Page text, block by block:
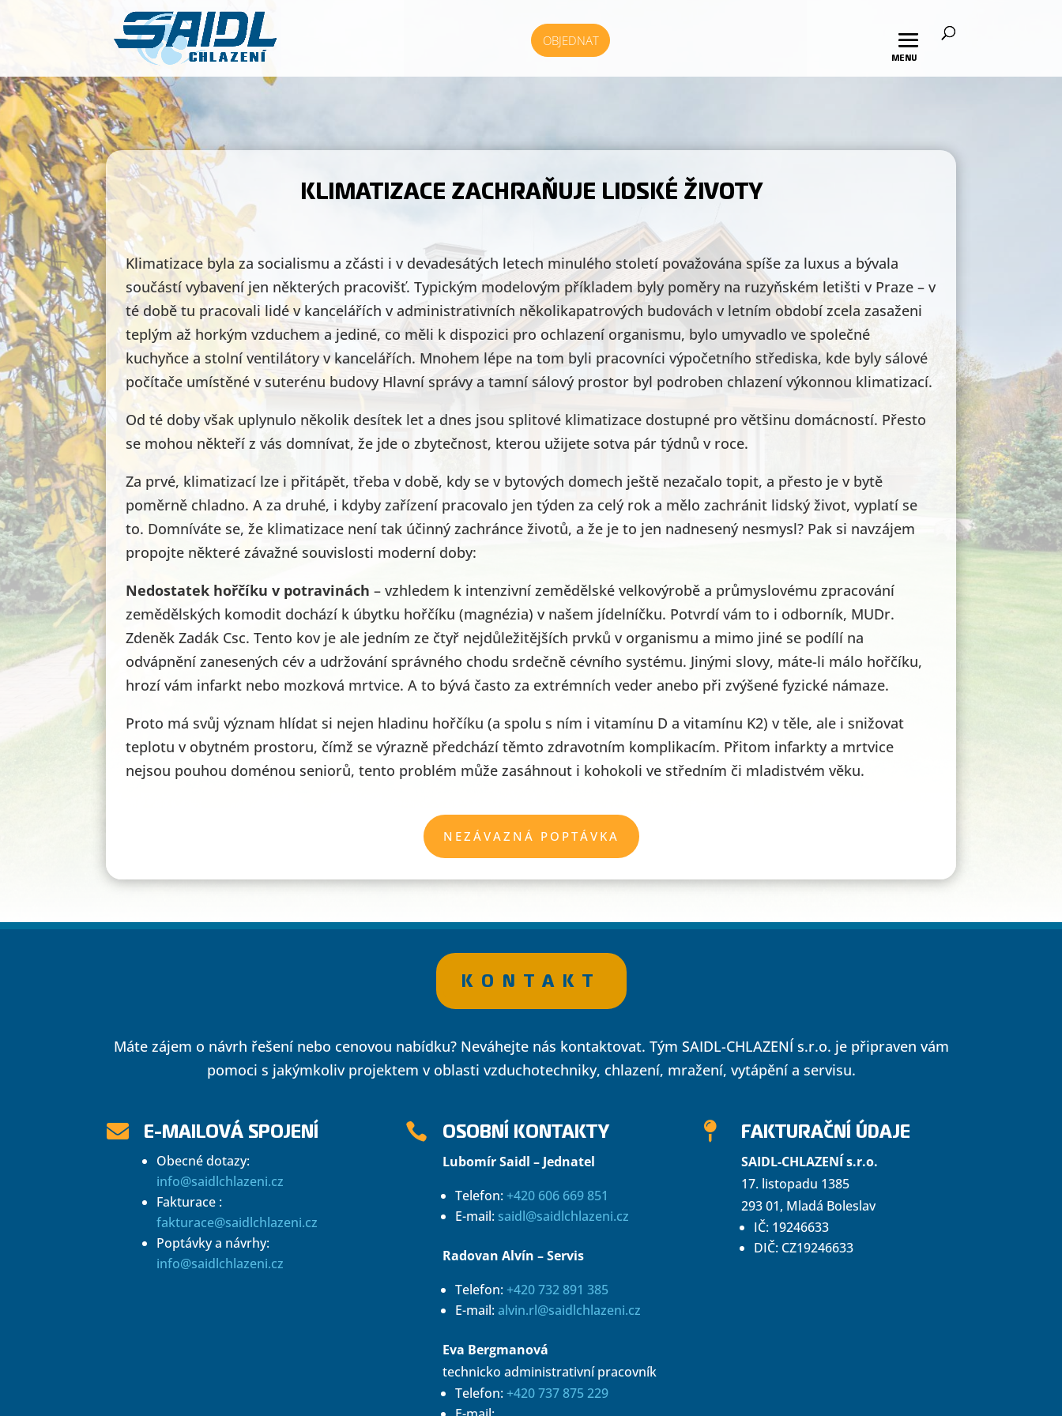
KLIMATIZACE ZACHRAŇUJE LIDSKÉ ŽIVOTY
Klimatizace byla za socialismu a zčásti i v devadesátých letech minulého století považována spíše za luxus a bývala
součástí vybavení jen některých pracovišť. Typickým modelovým příkladem byly poměry na ruzyňském letišti v Praze – v
té době tu pracovali lidé v kancelářích v administrativních několikapatrových budovách v letním období zcela zasaženi
teplým až horkým vzduchem a jediné, co měli k dispozici pro ochlazení organismu, bylo umyvadlo ve společné
kuchyňce a stolní ventilátory v kancelářích. Mnohem lépe na tom byli pracovníci výpočetního střediska, kde byly sálové
počítače umístěné v suterénu budovy Hlavní správy a tamní sálový prostor byl podroben chlazení výkonnou klimatizací.
Od té doby však uplynulo několik desítek let a dnes jsou splitové klimatizace dostupné pro většinu domácností. Přesto
se mohou někteří z vás domnívat, že jde o zbytečnost, kterou užijete sotva pár týdnů v roce.
Za prvé, klimatizací lze i přitápět, třeba v době, kdy se v bytových domech ještě nezačalo topit, a přesto je v bytě
poměrně chladno. A za druhé, i kdyby zařízení pracovalo jen týden za celý rok a mělo zachránit lidský život, vyplatí se
to. Domníváte se, že klimatizace není tak účinný zachránce životů, a že je to jen nadnesený nesmysl? Pak si navzájem
propojte některé závažné souvislosti moderní doby:
Nedostatek hořčíku v potravinách – vzhledem k intenzivní zemědělské velkovýrobě a průmyslovému zpracování
zemědělských komodit dochází k úbytku hořčíku (magnézia) v našem jídelníčku. Potvrdí vám to i odborník, MUDr.
Zdeněk Zadák Csc. Tento kov je ale jedním ze čtyř nejdůležitějších prvků v organismu a mimo jiné se podílí na
odvápnění zanesených cév a udržování správného chodu srdečně cévního systému. Jinými slovy, máte-li málo hořčíku,
hrozí vám infarkt nebo mozková mrtvice. A to bývá často za extrémních veder anebo při zvýšené fyzické námaze.
Proto má svůj význam hlídat si nejen hladinu hořčíku (a spolu s ním i vitamínu D a vitamínu K2) v těle, ale i snižovat
teplotu v obytném prostoru, čímž se výrazně předchází těmto zdravotním komplikacím. Přitom infarkty a mrtvice
nejsou pouhou doménou seniorů, tento problém může zasáhnout i kohokoli ve středním či mladistvém věku.
NEZÁVAZNÁ POPTÁVKA
KONTAKT
Máte zájem o návrh řešení nebo cenovou nabídku? Neváhejte nás kontaktovat. Tým SAIDL-CHLAZENÍ s.r.o. je připraven vám
pomoci s jakýmkoliv projektem v oblasti vzduchotechniky, chlazení, mražení, vytápění a servisu.
 E-MAILOVÁ SPOJENÍ
Obecné dotazy:
info@saidlchlazeni.cz
Fakturace :
fakturace@saidlchlazeni.cz
Poptávky a návrhy:
info@saidlchlazeni.cz
 OSOBNÍ KONTAKTY
Lubomír Saidl – Jednatel
Telefon: +420 606 669 851
E-mail: saidl@saidlchlazeni.cz
Radovan Alvín – Servis
Telefon: +420 732 891 385
E-mail:alvin.rl@saidlchlazeni.cz
Eva Bergmanová
technicko administrativní pracovník
Telefon: +420 737 875 229
 FAKTURAČNÍ ÚDAJE
SAIDL-CHLAZENÍ s.r.o.
17. listopadu 1385
293 01, Mladá Boleslav
IČ: 19246633
DIČ: CZ19246633
OBJEDNAT